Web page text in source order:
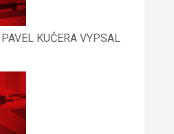
KUČERA VYPSAL